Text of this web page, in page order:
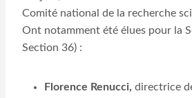
Comité national de la recherche
Ont notamment été élues pour la
Section 36) :
Florence Renucci, directrice